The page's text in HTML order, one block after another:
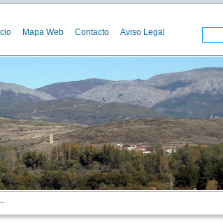
Mapa Web Contacto Aviso Legal